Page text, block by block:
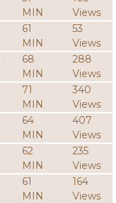
MIN
Views
61
MIN
53
Views
68
MIN
288
Views
71
MIN
340
Views
64
MIN
407
Views
62
MIN
235
Views
61
MIN
164
Views